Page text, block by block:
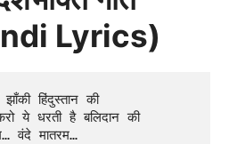
Lyrics)
हिंदुस्तान की
ये धरती है बलिदान की
वंदे मातरम…